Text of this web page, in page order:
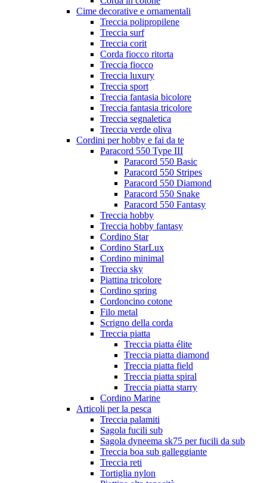
Cime decorative e ornamentali
Treccia polipropilene
Treccia surf
Treccia corit
Corda fiocco ritorta
Treccia fiocco
Treccia luxury
Treccia sport
Treccia fantasia bicolore
Treccia fantasia tricolore
Treccia segnaletica
Treccia verde oliva
Cordini per hobby e fai da te
Paracord 550 Type III
Paracord 550 Basic
Paracord 550 Stripes
Paracord 550 Diamond
Paracord 550 Snake
Paracord 550 Fantasy
Treccia hobby
Treccia hobby fantasy
Cordino Star
Cordino StarLux
Cordino minimal
Treccia sky
Piattina tricolore
Cordino spring
Cordoncino cotone
Filo metal
Scrigno della corda
Treccia piatta
Treccia piatta élite
Treccia piatta diamond
Treccia piatta field
Treccia piatta spiral
Treccia piatta starry
Cordino Marine
Articoli per la pesca
Treccia palamiti
Sagola fucili sub
Sagola dyneema sk75 per fucili da sub
Treccia boa sub galleggiante
Treccia reti
Tortiglia nylon